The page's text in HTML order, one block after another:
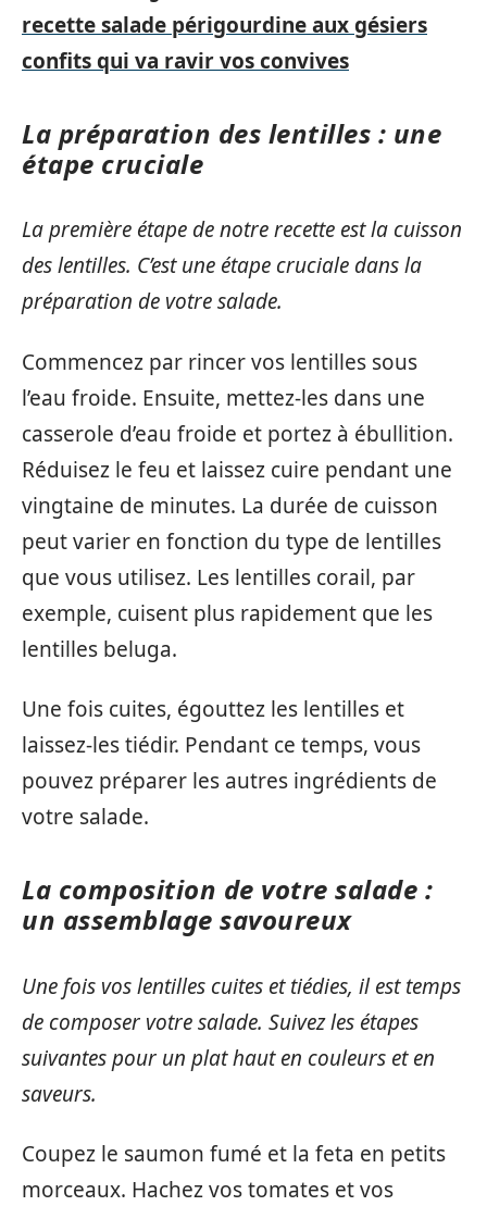
recette salade périgourdine aux gésiers
confits qui va ravir vos convives
La préparation des lentilles : une
étape cruciale
La première étape de notre recette est la cuisson
des lentilles. C’est une étape cruciale dans la
préparation de votre salade.
Commencez par rincer vos lentilles sous
l’eau froide. Ensuite, mettez-les dans une
casserole d’eau froide et portez à ébullition.
Réduisez le feu et laissez cuire pendant une
vingtaine de minutes. La durée de cuisson
peut varier en fonction du type de lentilles
que vous utilisez. Les lentilles corail, par
exemple, cuisent plus rapidement que les
lentilles beluga.
Une fois cuites, égouttez les lentilles et
laissez-les tiédir. Pendant ce temps, vous
pouvez préparer les autres ingrédients de
votre salade.
La composition de votre salade :
un assemblage savoureux
Une fois vos lentilles cuites et tiédies, il est temps
de composer votre salade. Suivez les étapes
suivantes pour un plat haut en couleurs et en
saveurs.
Coupez le saumon fumé et la feta en petits
morceaux. Hachez vos tomates et vos